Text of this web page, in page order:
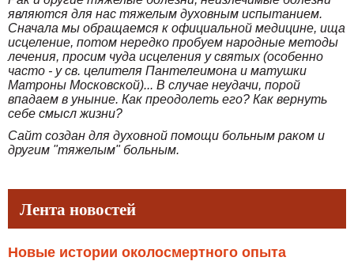
являются для нас тяжелым духовным испытанием.
Сначала мы обращаемся к официальной медицине, ища
исцеление, потом нередко пробуем народные методы
лечения, просим чуда исцеления у святых (особенно
часто - у св. целителя Пантелеимона и матушки
Матроны Московской)... В случае неудачи, порой
впадаем в уныние. Как преодолеть его? Как вернуть
себе смысл жизни?
Сайт создан для духовной помощи больным раком и
другим "тяжелым" больным.
Лента новостей
Новые истории околосмертного опыта